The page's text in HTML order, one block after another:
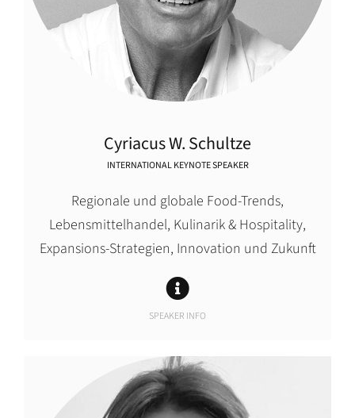
Cyriacus W. Schultze
INTERNATIONAL KEYNOTE SPEAKER
Regionale und globale Food-Trends,
Lebensmittelhandel, Kulinarik & Hospitality,
Expansions-Strategien, Innovation und Zukunft
SPEAKER INFO